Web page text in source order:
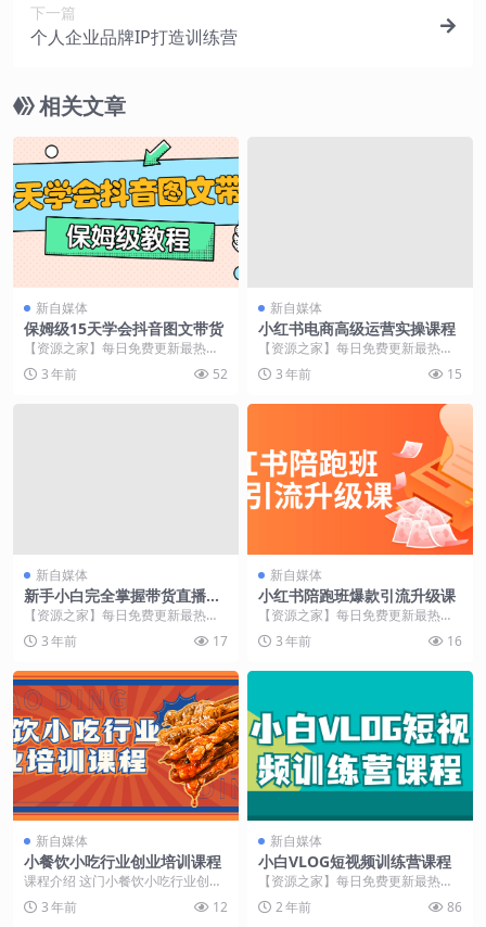
下一篇
个人企业品牌IP打造训练营
相关文章
新自媒体
保姆级15天学会抖音图文带货
【资源之家】每日免费更新最热门
的副业项目资源 课程介绍 本课程旨
在教授保姆级抖音...
3 年前 52
新自媒体
小红书电商高级运营实操课程
【资源之家】每日免费更新最热门
的副业项目资源 课程介绍 这门课程
将深入探讨小红书...
3 年前 15
新自媒体
新手小白完全掌握带货直播全
流程
【资源之家】每日免费更新最热门
的副业项目资源 课程介绍 本课程专
为新手设计，通过...
3 年前 17
新自媒体
小红书陪跑班爆款引流升级课
【资源之家】每日免费更新最热门
的副业项目资源 课程介绍 小红书陪
跑班爆款引流升级...
3 年前 16
新自媒体
小餐饮小吃行业创业培训课程
课程介绍 这门小餐饮小吃行业创业
培训课程将为您提供在餐饮和食品
行业中创业所需的核...
3 年前 12
新自媒体
小白VLOG短视频训练营课程
【资源之家】每日免费更新最热门
的副业项目资源 课程介绍 本课程专
为初学者设计，帮...
2 年前 86